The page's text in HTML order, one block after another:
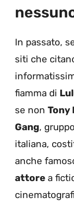
In passato,
siti che
fiamma di
se non Tony
Gang,
italiana,
anche
attore a